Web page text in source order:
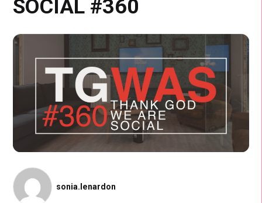
SOCIAL #360
sonia.lenardon